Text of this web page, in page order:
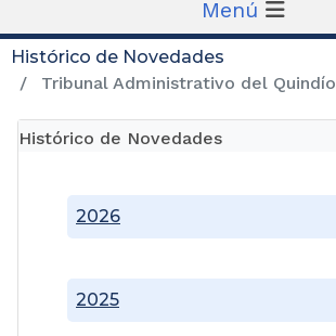
Menú
Histórico de Novedades
Tribunal Administrativo del Quindío
Histórico de Novedades
2025
2026